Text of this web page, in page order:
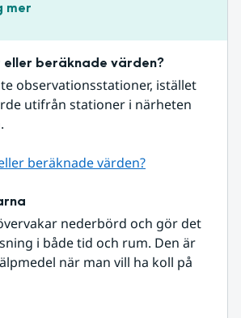
mer
beräknade värden?
observationsstationer, istället
utifrån stationer i närheten
beräknade värden?
nederbörd och gör det
i både tid och rum. Den är
när man vill ha koll på